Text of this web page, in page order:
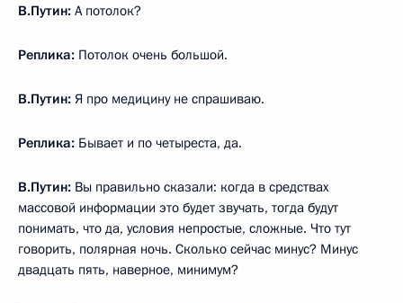
В.Путин: А потолок?
Реплика: Потолок очень большой.
В.Путин: Я про медицину не спрашиваю.
Реплика: Бывает и по четыреста, да.
В.Путин: Вы правильно сказали: когда в средствах
массовой информации это будет звучать, тогда будут
понимать, что да, условия непростые, сложные. Что тут
говорить, полярная ночь. Сколько сейчас минус? Минус
двадцать пять, наверное, минимум?